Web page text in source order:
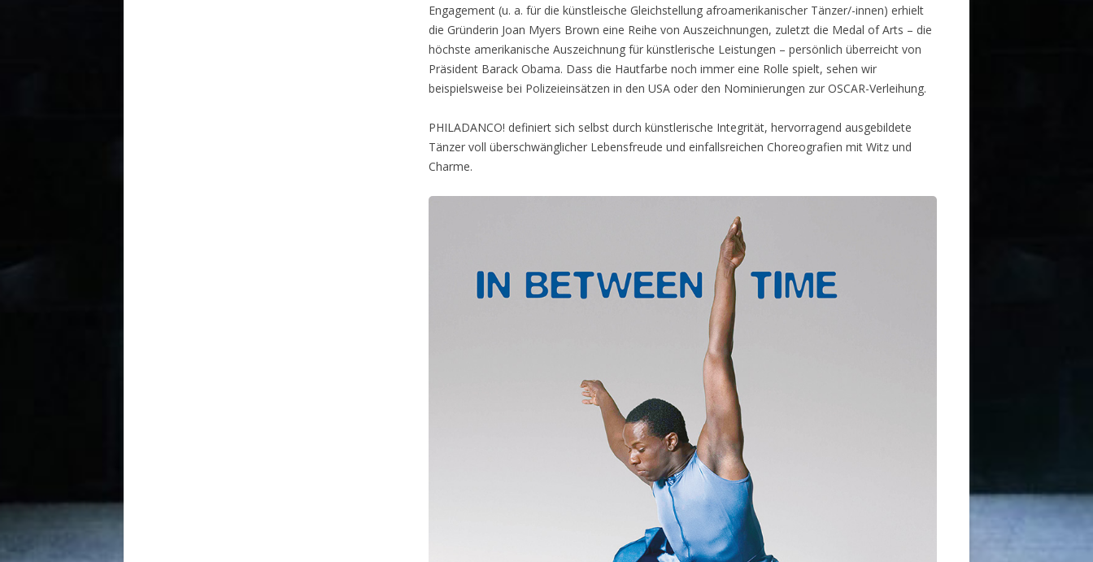
Engagement (u. a. für die künstleische Gleichstellung afroamerikanischer Tänzer/-innen) erhielt
die Gründerin Joan Myers Brown eine Reihe von Auszeichnungen, zuletzt die Medal of Arts – die
höchste amerikanische Auszeichnung für künstlerische Leistungen – persönlich überreicht von
Präsident Barack Obama. Dass die Hautfarbe noch immer eine Rolle spielt, sehen wir
beispielsweise bei Polizeieinsätzen in den USA oder den Nominierungen zur OSCAR-Verleihung.
PHILADANCO! definiert sich selbst durch künstlerische Integrität, hervorragend ausgebildete
Tänzer voll überschwänglicher Lebensfreude und einfallsreichen Choreografien mit Witz und
Charme.